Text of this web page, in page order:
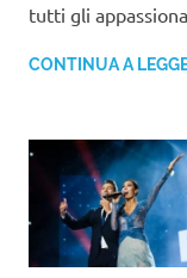
tutti gli
CONTINUA A